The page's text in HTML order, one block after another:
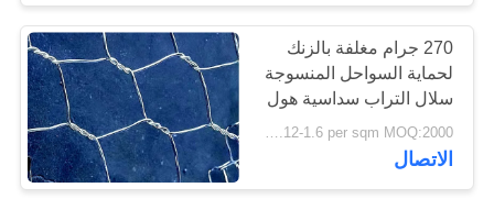
الفولاذ المقاوم للصدأ
سلك القماش
270 جرام مغلفة بالزنك
لحماية السواحل المنسوجة
سلال التراب سداسية هول
USD 1.12-1.6 per sqm MOQ:2000 متر مربع
الاتصال